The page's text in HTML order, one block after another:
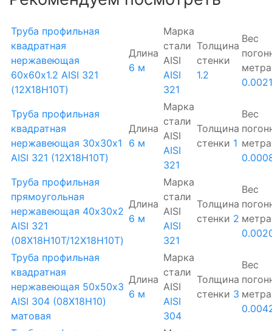
Труба профильная
квадратная
нержавеющая
60х60х1.2 AISI 321
(12Х18Н10Т)
Длина
6 м
Марка
стали
AISI
AISI
321
Толщина
стенки
1.2
Вес
метра
Труба профильная
квадратная
нержавеющая 30х30х1
AISI 321 (12Х18Н10Т)
Длина
6 м
Марка
стали
AISI
AISI
321
Толщина
стенки 1
Вес
метра
Труба профильная
прямоугольная
нержавеющая 40х30х2
AISI 321
(08Х18Н10Т/12Х18Н10Т)
Длина
6 м
Марка
стали
AISI
AISI
321
Толщина
стенки 2
Вес
метра
Труба профильная
квадратная
нержавеющая 50х50х3
AISI 304 (08Х18Н10)
матовая
Длина
6 м
Марка
стали
AISI
AISI
304
Толщина
стенки 3
Вес
метра